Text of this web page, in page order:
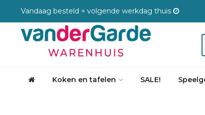
Vandaag besteld = volgende werkdag thuis
Koken en tafelen SALE!